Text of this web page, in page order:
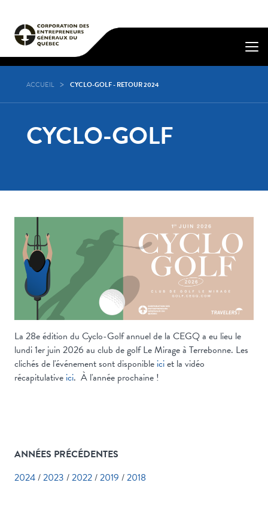
ACCUEIL CYCLO-GOLF - RETOUR 2024
CYCLO-GOLF
La 28e édition du Cyclo-Golf annuel de la CEGQ a eu lieu le
lundi 1er juin 2026 au club de golf Le Mirage à Terrebonne. Les
clichés de l'événement sont disponible iciet la vidéo
récapitulative ici. À l'année prochaine !
ANNÉES PRÉCÉDENTES
2024/2023 /2022/2019 /2018